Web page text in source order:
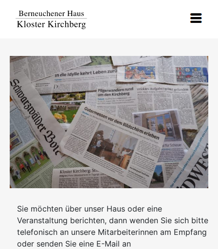
Sie möchten über unser Haus oder eine
Veranstaltung berichten, dann wenden Sie sich bitte
telefonisch an unsere Mitarbeiterinnen am Empfang
oder senden Sie eine E-Mail an